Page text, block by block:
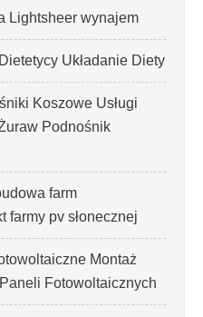
Lightsheer wynajem
Układanie Diety
Koszowe Usługi
Podnośnik
farm
farmy pv słonecznej
Montaż
Fotowoltaicznych